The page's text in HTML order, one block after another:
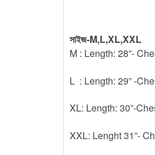
সাইজ-M,L,XL,XXL
M : Length: 28”-
L : Length: 29” -
XL: Length: 30”-
XXL: Lenght 31”-